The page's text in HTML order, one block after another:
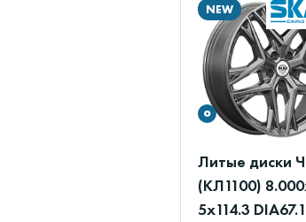
NEW
Литые диски
(КЛ1100)
5x114.3 DIA67.1